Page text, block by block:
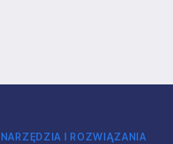
NARZĘDZIA I ROZWIĄZANIA